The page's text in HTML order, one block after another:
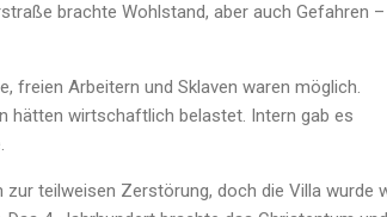
brachte Wohlstand, aber auch Gefahren –
freien Arbeitern und Sklaven waren möglich.
hätten wirtschaftlich belastet. Intern gab es
teilweisen Zerstörung, doch die Villa wurde